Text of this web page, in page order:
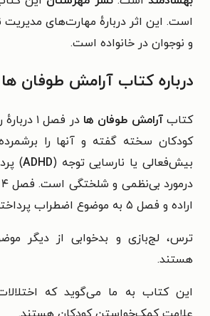
است. این اثر دربارهٔ مهارت‌های مدیریت
و نوجوان در خانواده است.
درباره کتاب آرامش طوفان ها
کتابآرامش طوفان ها
در فصل ۱
بیش‌فعالی یا نارسایی توجه (ADHD
اراده و فصل ۵ به موضوع اضطراب پرداخته است.
ترس، لج‌بازی و بدخوابی از دیگر
هستند.
این کتاب به ما می‌گوید که